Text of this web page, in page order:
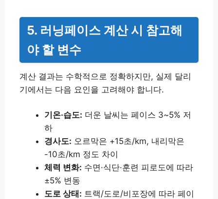
5. 러닝페이스 계산 시 참고해
야 할 변수
계산 결과는 수학적으로 정확하지만, 실제 달리
기에서는 다음 요인을 고려해야 합니다.
기온·습도: 더운 날씨는 페이스 3~5% 저
하
경사도: 오르막은 +15초/km, 내리막은
-10초/km 정도 차이
체력 변화: 수면·식단·훈련 피로도에 따라
±5% 변동
도로 상태: 트랙/도로/비포장에 따라 페이